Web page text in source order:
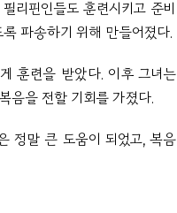
리핀인들도 훈련시키고 준비
파송하기 위해 만들어졌다.
훈련을 받았다. 이후 그녀는
음을 전할 기회를 가졌다.
정말 큰 도움이 되었고, 복음